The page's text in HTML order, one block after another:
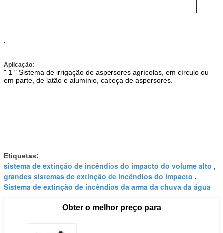
.
Aplicação:
" 1 " Sistema de irrigação de aspersores agrícolas, em círculo ou
em parte, de latão e alumínio, cabeça de aspersores.
Etiquetas:
sistema de extinção de incêndios do impacto do volume alto ,
grandes sistemas de extinção de incêndios do impacto ,
Sistema de extinção de incêndios da arma da chuva da água
Obter o melhor preço para